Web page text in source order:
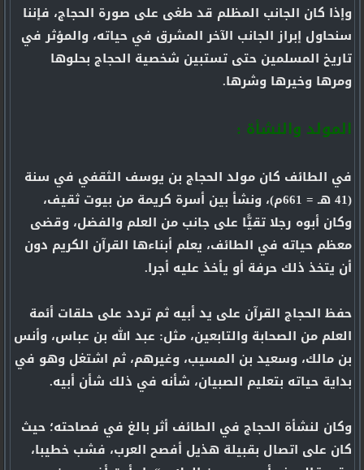
وإذا كان الجانب المظلم قد طغى على صورة الحجاج، فإننا
سنحاول إبراز الجانب الآخر المشرق في حياته، والمؤثر في
تاريخ المسلمين حتى تستبين شخصية الحجاج بحلوها
ومرها وخيرها وشرها.
المولد والنشأة :
في الطائف كان مولد الحجاج بن يوسف الثقفي في سنة
(41 هـ = 661م)، ونشأ بين أسرة كريمة من بيوت ثقيف،
وكان أبوه رجلا تقيًّا على جانب من العلم والفضل، وقضى
معظم حياته في الطائف، يعلم أبناءها القرآن الكريم دون
أن يتخذ ذلك حرفة أو يأخذ عليه أجرا.
حفظ الحجاج القرآن على يد أبيه ثم تردد على حلقات أئمة
العلم من الصحابة والتابعين، مثل: عبد الله بن عباس، وأنس
بن مالك، وسعيد بن المسيب، وغيرهم، ثم اشتغل وهو في
بداية حياته بتعليم الصبيان، شأنه في ذلك شأن أبيه.
وكان لنشأة الحجاج في الطائف أثر بالغ في فصاحته؛ حيث
كان على اتصال بقبيلة هذيل أفصح العرب، فشب خطيبا،